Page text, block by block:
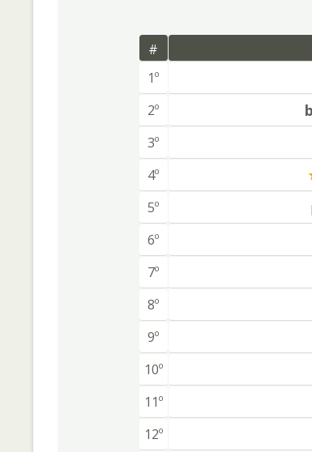
#
1º
2º
3º
4º
5º
6º
7º
8º
9º
10º
11º
12º